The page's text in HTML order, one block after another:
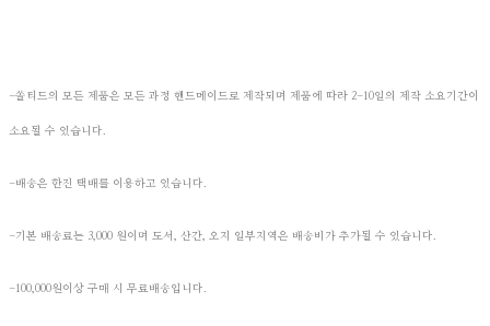
-쏠티드의 모든 제품은 모든 과정 핸드메이드로 제작되며 제품에 따라 2-10일의 제작 소요기간이
소요될 수 있습니다.
-배송은 한진 택배를 이용하고 있습니다.
-기본 배송료는 3,000 원이며 도서, 산간, 오지 일부지역은 배송비가 추가될 수 있습니다.
-100,000원이상 구매 시 무료배송입니다.